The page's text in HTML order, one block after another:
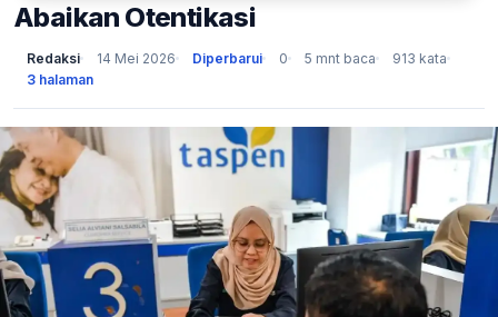
Abaikan Otentikasi
Redaksi 14 Mei 2026 Diperbarui 0 5 mnt baca
913 kata
3 halaman